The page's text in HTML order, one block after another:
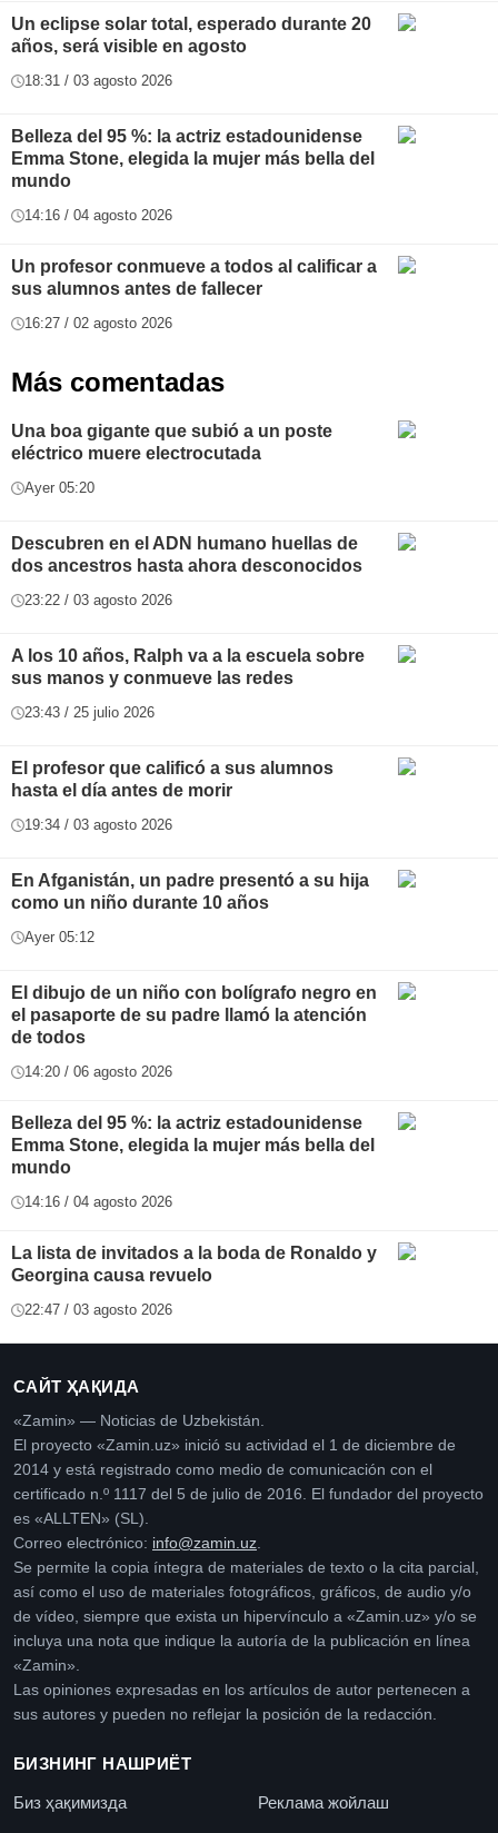
Un eclipse solar total, esperado durante 20
años, será visible en agosto
18:31 / 03 agosto 2026
Belleza del 95 %: la actriz estadounidense
Emma Stone, elegida la mujer más bella del
mundo
14:16 / 04 agosto 2026
Un profesor conmueve a todos al calificar a
sus alumnos antes de fallecer
16:27 / 02 agosto 2026
Más comentadas
Una boa gigante que subió a un poste
eléctrico muere electrocutada
Ayer 05:20
Descubren en el ADN humano huellas de
dos ancestros hasta ahora desconocidos
23:22 / 03 agosto 2026
A los 10 años, Ralph va a la escuela sobre
sus manos y conmueve las redes
23:43 / 25 julio 2026
El profesor que calificó a sus alumnos
hasta el día antes de morir
19:34 / 03 agosto 2026
En Afganistán, un padre presentó a su hija
como un niño durante 10 años
Ayer 05:12
El dibujo de un niño con bolígrafo negro en
el pasaporte de su padre llamó la atención
de todos
14:20 / 06 agosto 2026
Belleza del 95 %: la actriz estadounidense
Emma Stone, elegida la mujer más bella del
mundo
14:16 / 04 agosto 2026
La lista de invitados a la boda de Ronaldo y
Georgina causa revuelo
22:47 / 03 agosto 2026
САЙТ ҲАҚИДА
«Zamin» — Noticias de Uzbekistán.
El proyecto «Zamin.uz» inició su actividad el 1 de diciembre de
2014 y está registrado como medio de comunicación con el
certificado n.º 1117 del 5 de julio de 2016. El fundador del proyecto
es «ALLTEN» (SL).
Correo electrónico: info@zamin.uz.
Se permite la copia íntegra de materiales de texto o la cita parcial,
así como el uso de materiales fotográficos, gráficos, de audio y/o
de vídeo, siempre que exista un hipervínculo a «Zamin.uz» y/o se
incluya una nota que indique la autoría de la publicación en línea
«Zamin».
Las opiniones expresadas en los artículos de autor pertenecen a
sus autores y pueden no reflejar la posición de la redacción.
БИЗНИНГ НАШРИЁТ
Биз ҳақимизда
Реклама жойлаш